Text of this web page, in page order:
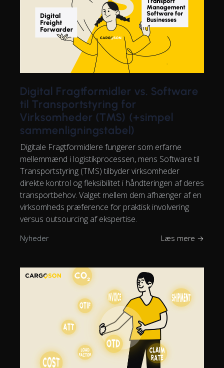
Digital Fragtformidler vs. Software
til Transportstyring for
Virksomheder (TMS) (+simpel
sammenligningstabel)
Digitale Fragtformidlere fungerer som erfarne
mellemmænd i logistikprocessen, mens Software til
Transportstyring (TMS) tilbyder virksomheder
direkte kontrol og fleksibilitet i håndteringen af deres
transportbehov. Valget mellem dem afhænger af en
virksomheds præference for praktisk involvering
versus outsourcing af ekspertise.
Nyheder Læs mere →